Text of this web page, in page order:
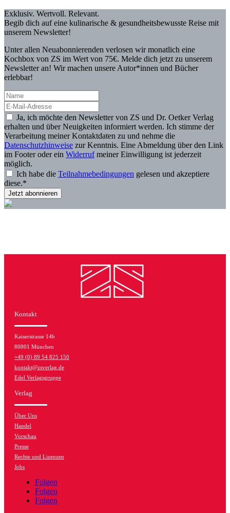
Exklusiv. Wertvoll. Relevant.
Begib dich auf eine kulinarische & gesundheitsbewusste Reise mit
unserem Newsletter!
Unter allen Neuabonnierenden verlosen wir monatlich eine
Kochbox von ZS im Wert von 75€. Melde dich jetzt zu unserem
Newsletter an! Wir machen unsere Autor*innen und Bücher
erlebbar!
Ja, ich möchte den Newsletter von ZS und Dr. Oetker Verlag
erhalten und über Neuigkeiten informiert werden. Ich stimme der
Verarbeitung meiner Kontaktdaten zu und nehme die
Datenschutzhinweise zur Kenntnis. Eine Abmeldung über den Link
im Footer oder ein Widerrufmeiner Einwilligung ist jederzeit
möglich.
Ich habe die Teilnahmebedingungen gelesen und akzeptiere
diese.*
Kontakt
Kaiserstrasse 14b
80801 München
+49 (0) 89 54 825 150
kontakt@zsverlag.de
Edel Verlagsgruppe
Verlag
Über Uns
Handel
Vorschau
Presse
Rechte und Lizenzen
Jobs
Folgen
Folgen
Folgen